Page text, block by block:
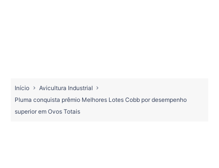
Início
Avicultura Industrial
Pluma conquista prêmio Melhores Lotes Cobb por desempenho
superior em Ovos Totais